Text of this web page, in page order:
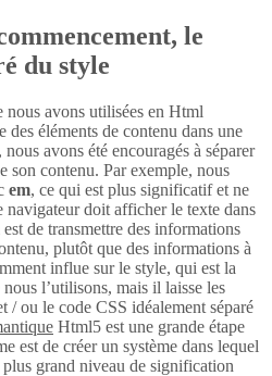
le
du style
nous avons utilisées en Html
éléments de contenu dans une
avons été encouragés à séparer
son contenu. Par exemple, nous
em, ce qui est plus significatif et ne
navigateur doit afficher le texte dans
est de transmettre des informations
plutôt que des informations à
influe sur le style, qui est la
l’utilisons, mais il laisse les
/ ou le code CSS idéalement séparé
Html5 est une grande étape
est de créer un système dans lequel
grand niveau de signification